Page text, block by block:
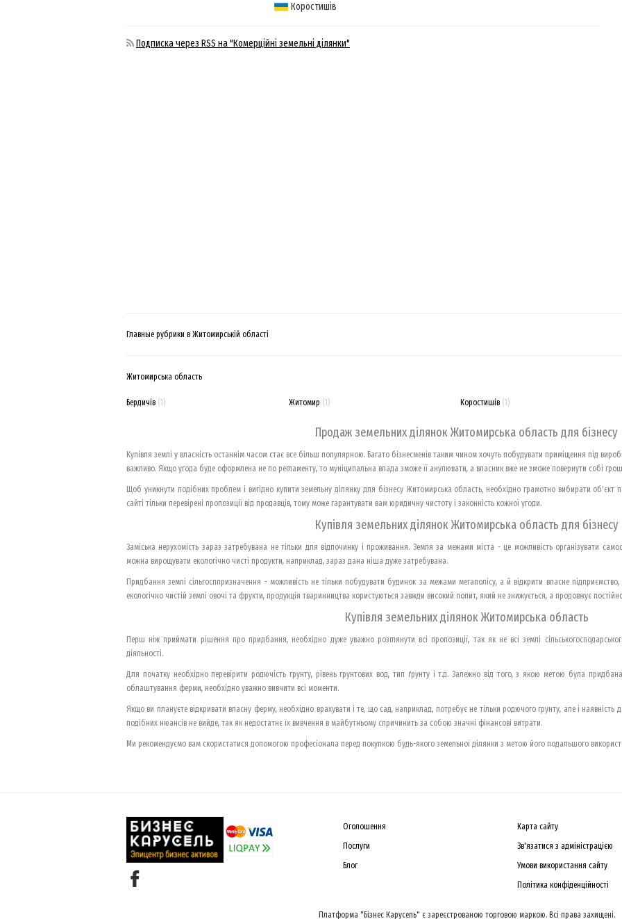
Коростишів
Подписка через RSS на "Комерційні земельні ділянки"
Главные рубрики в Житомирській області
Житомирська область
Бердичів (1) Житомир (1) Коростишів (1)
Продаж земельних ділянок Житомирська область для бізнесу
Купівля землі у власність останнім часом стає все більш популярною. Багато бізнесменів таким чином хочуть побудувати приміщення під
важливо. Якщо угода буде оформлена не по регламенту, то муніципальна влада зможе її анулювати, а власник вже не зможе повернути собі
Щоб уникнути подібних проблем і вигідно купити земельну ділянку для бізнесу Житомирська область, необхідно грамотно вибирати об'єкт
сайті тільки перевірені пропозиції від продавців, тому може гарантувати вам юридичну чистоту і законність кожної угоди.
Купівля земельних ділянок Житомирська область для бізнесу
Заміська нерухомість зараз затребувана не тільки для відпочинку і проживання. Земля за межами міста - це можливість організувати
можна вирощувати екологічно чисті продукти, наприклад, зараз дана ніша дуже затребувана.
Придбання землі сільгосппризначення - можливість не тільки побудувати будинок за межами мегаполісу, а й відкрити власне
екологічно чистій землі овочі та фрукти, продукція тваринництва користуються завжди високий попит, який не знижується, а продовжує
Купівля земельних ділянок Житомирська область
Перш ніж приймати рішення про придбання, необхідно дуже уважно розглянути всі пропозиції, так як не всі землі
діяльності.
Для початку необхідно перевірити родючість грунту, рівень грунтових вод, тип ґрунту і т.д. Залежно від того, з якою метою була
облаштування ферми, необхідно уважно вивчити всі моменти.
Якщо ви плануєте відкривати власну ферму, необхідно врахувати і те, що сад, наприклад, потребує не тільки родючого грунту, але і наявність
подібних нюансів не вийде, так як недостатнє їх вивчення в майбутньому спричинить за собою значні фінансові витрати.
Ми рекомендуємо вам скористатися допомогою професіонала перед покупкою будь-якого земельної ділянки з метою його подальшого
Оголошення
Послуги
Блог
Карта сайту
Зв'язатися з адміністрацією
Умови використання сайту
Політика конфіденційності
Платформа "Бізнес Карусель" є зареєстрованою торговою маркою. Всі права захищені.